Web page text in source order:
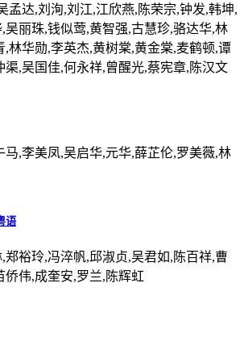
孟达,刘洵,刘江,江欣燕,陈荣宗,钟发,韩坤,
吴丽珠,钱似莺,黄智强,古慧珍,骆达华,林
,林华勋,李英杰,黄树棠,黄金棠,麦鹤顿,谭
渠,吴国佳,何永祥,曾醒光,蔡宪章,陈汉文
马,李美凤,吴启华,元华,薛芷伦,罗美薇,林
语
郑裕玲,冯淬帆,邱淑贞,吴君如,陈百祥,曹
侨伟,成奎安,罗兰,陈辉虹